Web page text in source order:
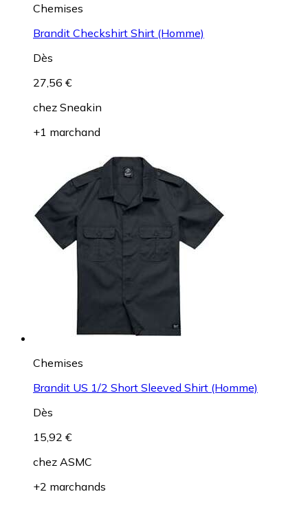
Chemises
Brandit Checkshirt Shirt (Homme)
Dès
27,56 €
chez Sneakin
+1 marchand
Chemises
Brandit US 1/2 Short Sleeved Shirt (Homme)
Dès
15,92 €
chez ASMC
+2 marchands